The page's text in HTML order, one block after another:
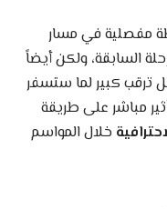
مفصلية في مسار
السابقة، ولكن أيضاً
كبير لما ستسفر
مباشر على طريقة
خلال المواسم